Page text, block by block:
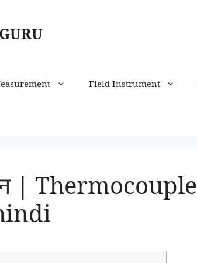
Field Instrument
| Thermocouple